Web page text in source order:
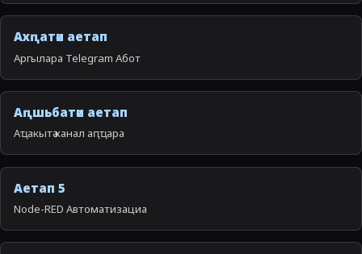
Ахԥатәи аетап
Аргылара Telegram Абот
Аԥшьбатәи аетап
Аҵакытә канал аԥҵара
Аетап 5
Node-RED Автоматизациа